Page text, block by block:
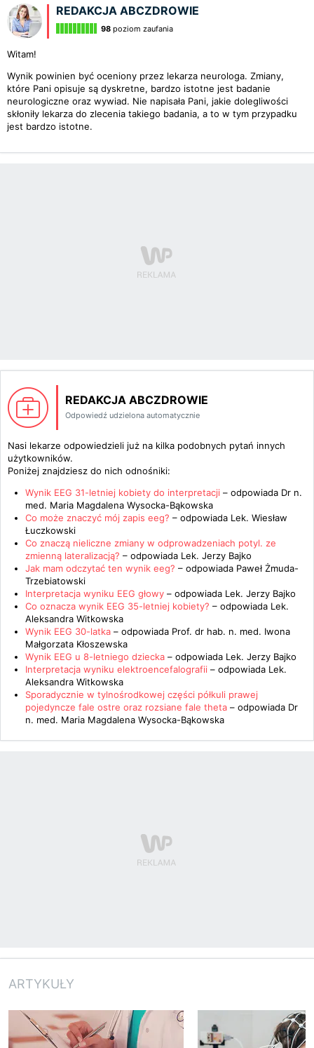
REDAKCJA ABCZDROWIE
98 poziom zaufania
Witam!
Wynik powinien być oceniony przez lekarza neurologa. Zmiany,
które Pani opisuje są dyskretne, bardzo istotne jest badanie
neurologiczne oraz wywiad. Nie napisała Pani, jakie dolegliwości
skłoniły lekarza do zlecenia takiego badania, a to w tym przypadku
jest bardzo istotne.
REDAKCJA ABCZDROWIE
Odpowiedź udzielona automatycznie
Nasi lekarze odpowiedzieli już na kilka podobnych pytań innych
użytkowników.
Poniżej znajdziesz do nich odnośniki:
Wynik EEG 31-letniej kobiety do interpretacji – odpowiada Dr n.
med. Maria Magdalena Wysocka-Bąkowska
Co może znaczyć mój zapis eeg? – odpowiada Lek. Wiesław
Łuczkowski
Co znaczą nieliczne zmiany w odprowadzeniach potyl. ze
zmienną lateralizacją? – odpowiada Lek. Jerzy Bajko
Jak mam odczytać ten wynik eeg? – odpowiada Paweł Żmuda-
Trzebiatowski
Interpretacja wyniku EEG głowy – odpowiada Lek. Jerzy Bajko
Co oznacza wynik EEG 35-letniej kobiety? – odpowiada Lek.
Aleksandra Witkowska
Wynik EEG 30-latka – odpowiada Prof. dr hab. n. med. Iwona
Małgorzata Kłoszewska
Wynik EEG u 8-letniego dziecka – odpowiada Lek. Jerzy Bajko
Interpretacja wyniku elektroencefalografii – odpowiada Lek.
Aleksandra Witkowska
Sporadycznie w tylnośrodkowej części półkuli prawej
pojedyncze fale ostre oraz rozsiane fale theta – odpowiada Dr
n. med. Maria Magdalena Wysocka-Bąkowska
ARTYKUŁY